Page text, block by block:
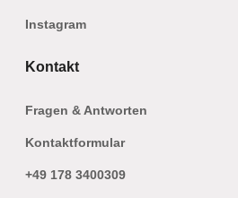
Instagram
Kontakt
Fragen & Antworten
Kontaktformular
+49 178 3400309